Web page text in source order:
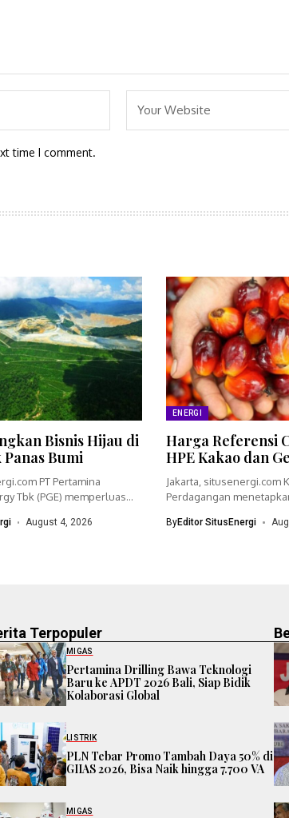
time I comment.
Bisnis Hijau di
Bumi
PT Pertamina
Tbk (PGE) memperluas
August 4, 2026
ENERGI
Harga Referensi
HPE Kakao dan
Jakarta, situsenergi.com
Perdagangan
ByEditor SitusEnergi
Terpopuler
MIGAS
Pertamina Drilling Bawa Teknologi
Baru ke APDT 2026 Bali, Siap Bidik
Kolaborasi Global
LISTRIK
PLN Tebar Promo Tambah Daya 50% di
GIIAS 2026, Bisa Naik hingga 7.700 VA
MIGAS